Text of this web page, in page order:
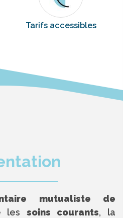
Tarifs accessibles
mutualiste de
les soins courants, la